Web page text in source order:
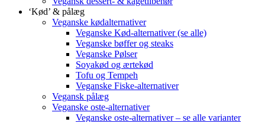
‘Kød’ & pålæg
Veganske kødalternativer
Veganske Kød-alternativer (se alle)
Veganske bøffer og steaks
Veganske Pølser
Soyakød og ærtekød
Tofu og Tempeh
Veganske Fiske-alternativer
Vegansk pålæg
Veganske oste-alternativer
Veganske oste-alternativer – se alle varianter